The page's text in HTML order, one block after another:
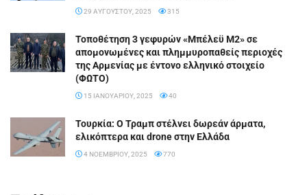
29 ΑΥΓΟΎΣΤΟΥ, 2025 315
Τοποθέτηση 3 γεφυρών «Μπέλεϋ Μ2» σε
απομονωμένες και πλημμυροπαθείς περιοχές
της Αρμενίας με έντονο ελληνικό στοιχείο
(ΦΩΤΟ)
15 ΙΑΝΟΥΑΡΊΟΥ, 2025 40
Τουρκία: Ο Τραμπ στέλνει δωρεάν άρματα,
ελικόπτερα και drone στην Ελλάδα
4 ΝΟΕΜΒΡΊΟΥ, 2025 770